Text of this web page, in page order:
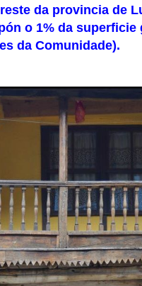
da provincia de
o 1% da superficie
da Comunidade).